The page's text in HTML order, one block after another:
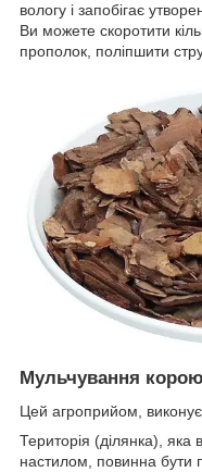
вологу і запобігає
Ви можете скоротити
прополок, поліпшити
Мульчування корою
Цей агроприйом,
Територія (ділянка), яка
настилом, повинна бути